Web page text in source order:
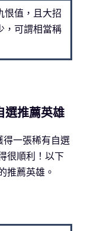
恨值，且大招
，可謂相當稱
選推薦英雄
一張稀有自選
很順利！以下
推薦英雄。